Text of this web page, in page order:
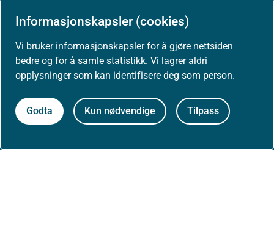
Informasjonskapsler (cookies)
Vi bruker informasjonskapsler for å gjøre nettsiden
bedre og for å samle statistikk. Vi lagrer aldri
opplysninger som kan identifisere deg som person.
Godta Kun nødvendige Tilpass
Om nettstedet